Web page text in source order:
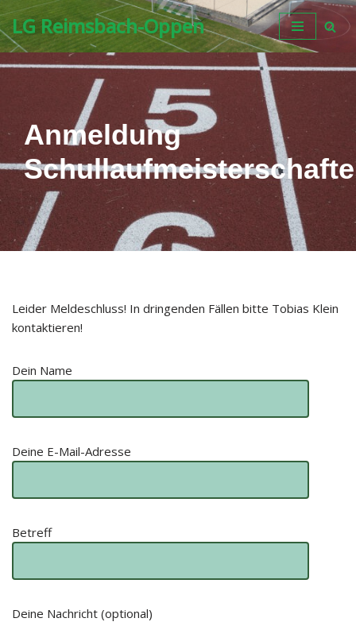
Zum
Inhalt
LG Reimsbach-Oppen
Anmeldung
Leider Meldeschluss! In dringenden Fällen bitte Tobias Klein
kontaktieren!
Dein Name
Deine E-Mail-Adresse
Betreff
Deine Nachricht (optional)